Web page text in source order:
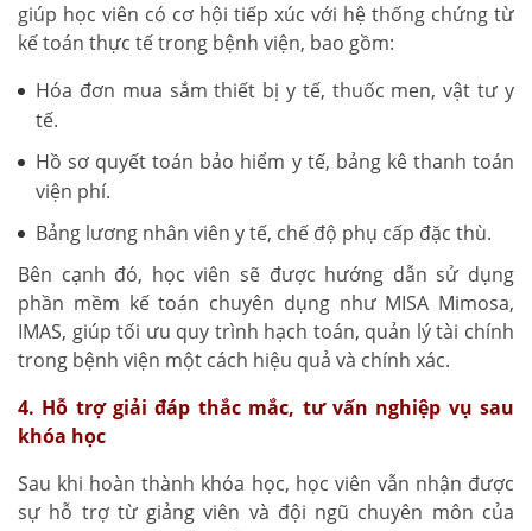
giúp học viên có cơ hội tiếp xúc với hệ thống chứng từ
kế toán thực tế trong bệnh viện, bao gồm:
Hóa đơn mua sắm thiết bị y tế, thuốc men, vật tư y
tế.
Hồ sơ quyết toán bảo hiểm y tế, bảng kê thanh toán
viện phí.
Bảng lương nhân viên y tế, chế độ phụ cấp đặc thù.
Bên cạnh đó, học viên sẽ được hướng dẫn sử dụng
phần mềm kế toán chuyên dụng như MISA Mimosa,
IMAS, giúp tối ưu quy trình hạch toán, quản lý tài chính
trong bệnh viện một cách hiệu quả và chính xác.
4. Hỗ trợ giải đáp thắc mắc, tư vấn nghiệp vụ sau
khóa học
Sau khi hoàn thành khóa học, học viên vẫn nhận được
sự hỗ trợ từ giảng viên và đội ngũ chuyên môn của